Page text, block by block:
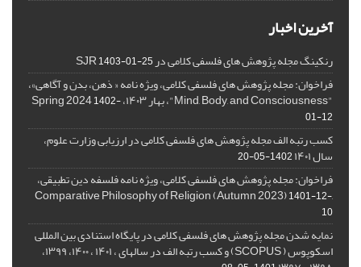
آخرین اخبار
رنکینگ مجله پژوهش های فلسفی کلامی در SJR1403-01-25
فراخوان: مجله پژوهش های فلسفی کلامی، ویژه نامه « ذهن، بدن و آگاهی»،
"Mind, Body, and Consciousness"، بهار ۱۴۰۳، Spring 2024
1402-
01-12
کسب رتبه الف مجله پژوهش های فلسفی کلامی در ارزیابی وزارت علوم،
سال ۱۴۰۱ 1402-05-20
فراخوان: مجله پژوهش های فلسفی کلامی، ویژه نامه فلسفه دین تطبیقی،
,Comparative Philosophy of Religion (Autumn 2023)
1401-12-
10
نمایه شدن مجله پژوهش های فلسفی کلامی در پایگاه استنادی بین المللی
اسکوپوس ( SCOPUS) و کسب رتبه الف در سالهای ، ۱۴۰۱ ، ۱۴۰۰، ۱۳۹۹،